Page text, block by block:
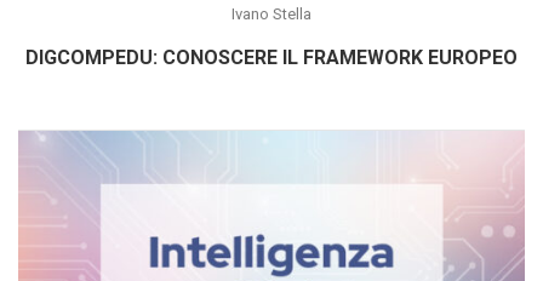
Ivano Stella
DIGCOMPEDU: CONOSCERE IL FRAMEWORK EUROPEO